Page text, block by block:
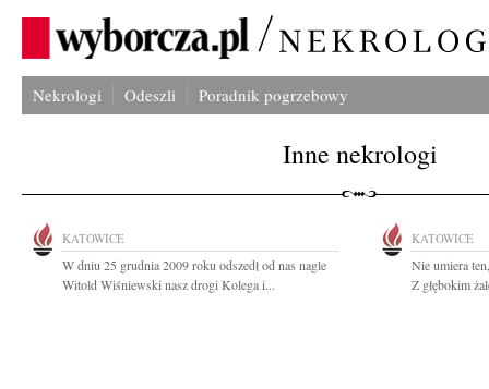
Nekrologi Odeszli Poradnik pogrzebowy
Inne nekrologi
KATOWICE
W dniu 25 grudnia 2009 roku odszedł od nas nagle
Witold Wiśniewski nasz drogi Kolega i...
KATOWICE
Nie umiera
Z głębokim